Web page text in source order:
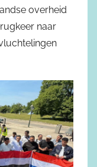
overheid
naar